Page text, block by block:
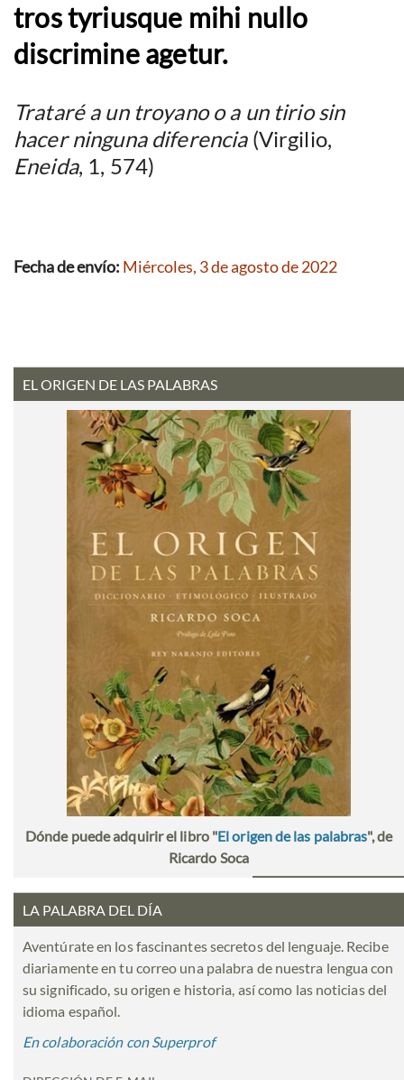
tros tyriusque mihi nullo
discrimine agetur.
Trataré a un troyano o a un tirio sin
hacer ninguna diferencia(Virgilio,
Eneida, 1, 574)
Fecha de envío: Miércoles, 3 de agosto de 2022
EL ORIGEN DE LAS PALABRAS
Dónde puede adquirir el libro "El origen de las palabras", de
Ricardo Soca
LA PALABRA DEL DÍA
Aventúrate en los fascinantes secretos del lenguaje. Recibe
diariamente en tu correo una palabra de nuestra lengua con
su significado, su origen e historia, así como las noticias del
idioma español.
En colaboración con Superprof